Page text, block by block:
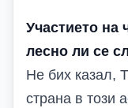
Участието на
лесно ли се
Не бих казал,
страна в този